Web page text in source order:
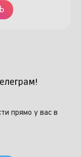
прямо у вас в